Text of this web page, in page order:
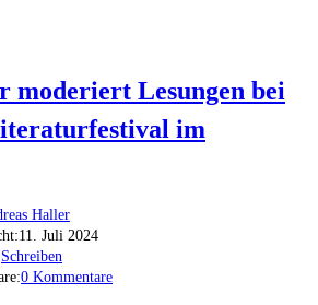
moderiert Lesungen bei
im
Haller
11. Juli 2024
Schreiben
0 Kommentare